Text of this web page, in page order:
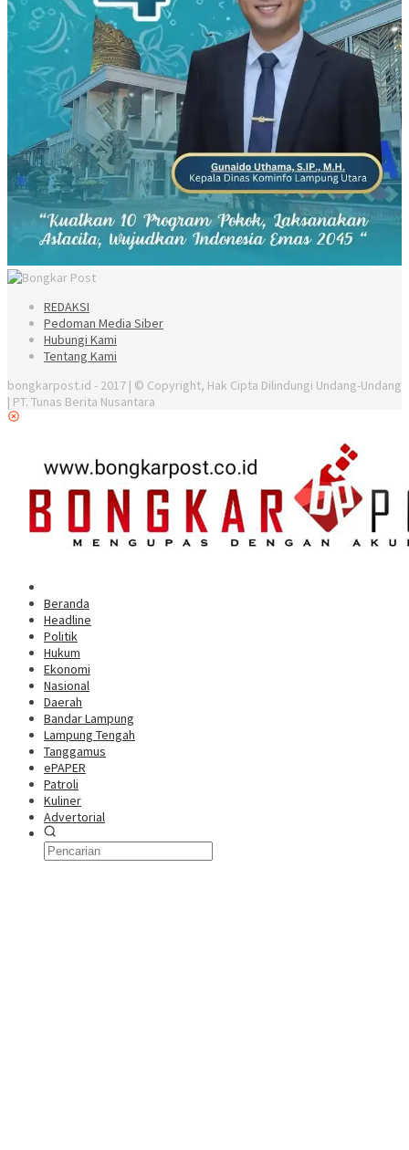
REDAKSI
Pedoman Media Siber
Hubungi Kami
Tentang Kami
bongkarpost.id - 2017 | © Copyright, Hak Cipta Dilindungi Undang-Undang
| PT. Tunas Berita Nusantara
Beranda
Headline
Politik
Hukum
Ekonomi
Nasional
Daerah
Bandar Lampung
Lampung Tengah
Tanggamus
ePAPER
Patroli
Kuliner
Advertorial